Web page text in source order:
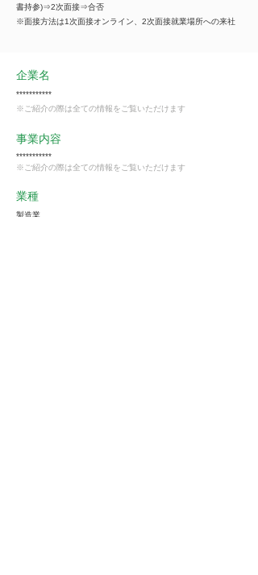
書持参)⇒2次面接⇒合否
※面接方法は1次面接オンライン、2次面接就業場所への来社
企業名
***********
※ご紹介の際は全ての情報をご覧いただけます
事業内容
***********
※ご紹介の際は全ての情報をご覧いただけます
業種
製造業